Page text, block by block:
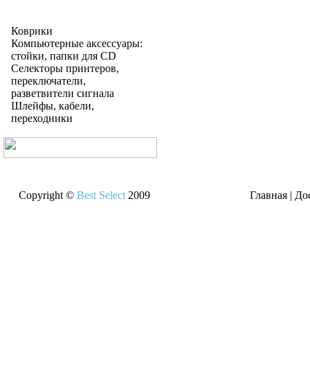
Коврики
Компьютерные аксессуары:
стойки, папки для CD
Селекторы принтеров,
переключатели,
разветвители сигнала
Шлейфы, кабели,
переходники
Copyright © Best Select2009 Главная |